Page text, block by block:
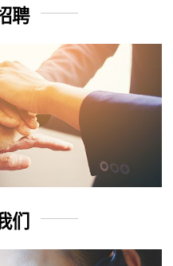
聘
们